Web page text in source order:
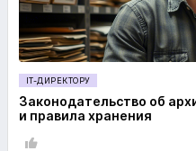
IT-ДИРЕКТОРУ
Законодательство об
и правила хранения